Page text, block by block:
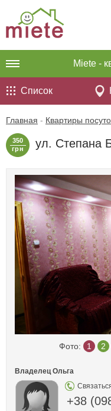
Miete -
Список
Главная - Квартиры
350
грн
ул. Степана
Фото: 1 2
Владелец Ольга
+38